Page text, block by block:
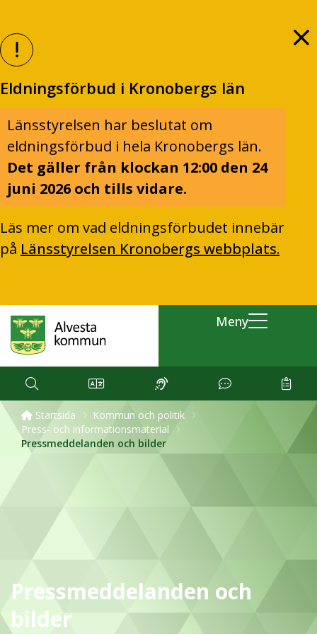
Eldningsförbud i Kronobergs län
Länsstyrelsen har beslutat om
eldningsförbud i hela Kronobergs län.
Det gäller från klockan 12:00 den 24
juni 2026 och tills vidare.
Läs mer om vad eldningsförbudet innebär
på Länsstyrelsen Kronobergs webbplats.
Meny
Startsida
Kommun och politik
Press- och informationsmaterial
Pressmeddelanden och bilder
Pressmeddelanden och
bilder